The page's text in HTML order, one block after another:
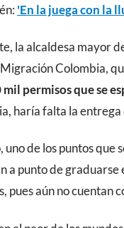
'En la juega con la
la alcaldesa mayor
Colombia,
mil permisos que se
haría falta la entrega
uno de los puntos que
a punto de graduarse
pues aún no cuentan